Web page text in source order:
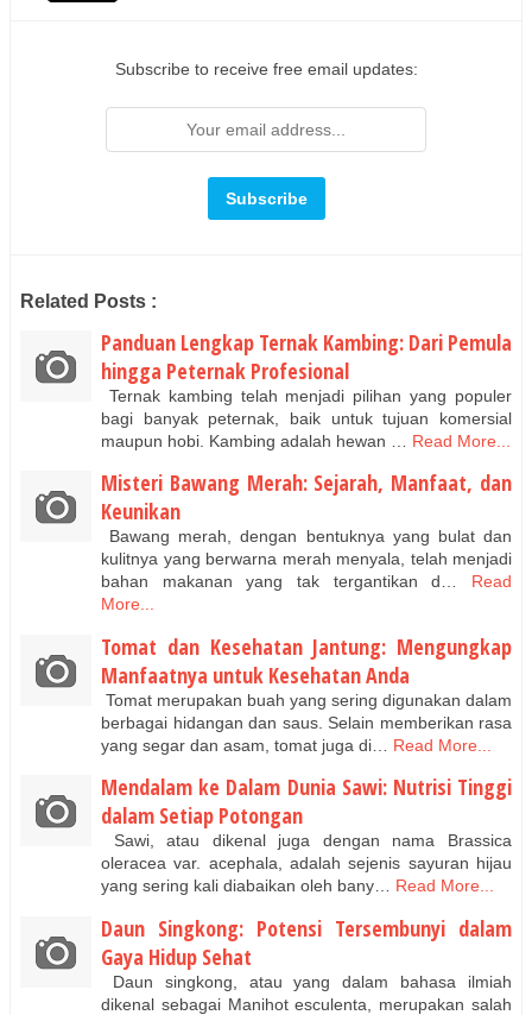
Subscribe to receive free email updates:
Related Posts :
Panduan Lengkap Ternak Kambing: Dari Pemula
hingga Peternak Profesional
Ternak kambing telah menjadi pilihan yang populer
bagi banyak peternak, baik untuk tujuan komersial
maupun hobi. Kambing adalah hewan …
Read More...
Misteri Bawang Merah: Sejarah, Manfaat, dan
Keunikan
Bawang merah, dengan bentuknya yang bulat dan
kulitnya yang berwarna merah menyala, telah menjadi
bahan makanan yang tak tergantikan d…
Read
More...
Tomat dan Kesehatan Jantung: Mengungkap
Manfaatnya untuk Kesehatan Anda
Tomat merupakan buah yang sering digunakan dalam
berbagai hidangan dan saus. Selain memberikan rasa
yang segar dan asam, tomat juga di…
Read More...
Mendalam ke Dalam Dunia Sawi: Nutrisi Tinggi
dalam Setiap Potongan
Sawi, atau dikenal juga dengan nama Brassica
oleracea var. acephala, adalah sejenis sayuran hijau
yang sering kali diabaikan oleh bany…
Read More...
Daun Singkong: Potensi Tersembunyi dalam
Gaya Hidup Sehat
Daun singkong, atau yang dalam bahasa ilmiah
dikenal sebagai Manihot esculenta, merupakan salah